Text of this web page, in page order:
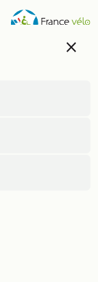
Overslaan
en
close